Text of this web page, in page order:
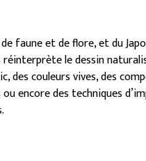
faune et de flore, et du
réinterprète le dessin
des couleurs vives, des
encore des techniques